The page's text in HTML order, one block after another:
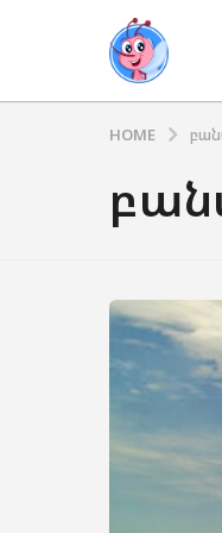
HOME